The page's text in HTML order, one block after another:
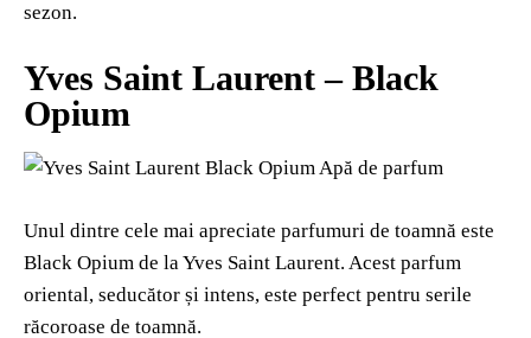
sezon.
Yves Saint Laurent – Black
Opium
Unul dintre cele mai apreciate parfumuri de toamnă este
Black Opium de la Yves Saint Laurent. Acest parfum
oriental, seducător și intens, este perfect pentru serile
răcoroase de toamnă.